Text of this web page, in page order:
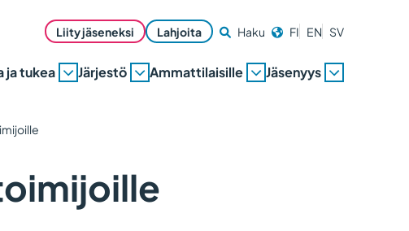
Liity jäseneksi Lahjoita Haku FI EN SV
ja tukea Järjestö Ammattilaisille Jäsenyys